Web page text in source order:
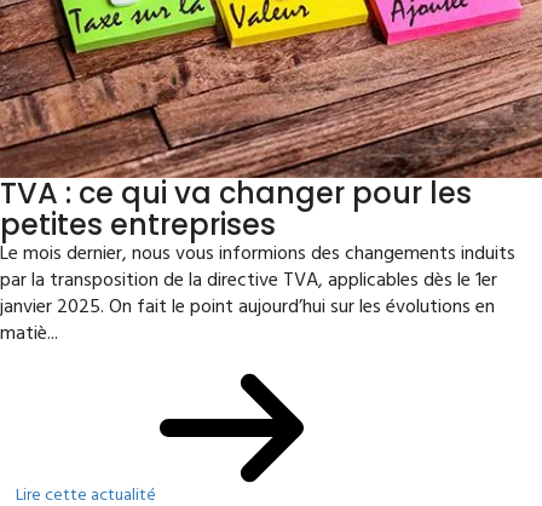
TVA : ce qui va changer pour les
petites entreprises
Le mois dernier, nous vous informions des changements induits
par la transposition de la directive TVA, applicables dès le 1er
janvier 2025. On fait le point aujourd’hui sur les évolutions en
matiè...
Lire cette actualité